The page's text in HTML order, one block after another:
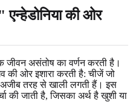
की ओर
जीवन असंतोष का वर्णन करती है।
की ओर इशारा करती है: चीजें जो
तरह से खाली लगती हैं। इस
की जाती है, जिसका अर्थ है खुशी या